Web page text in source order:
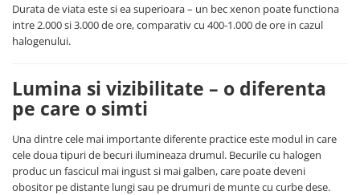
Durata de viata este si ea superioara – un bec xenon poate functiona
intre 2.000 si 3.000 de ore, comparativ cu 400-1.000 de ore in cazul
halogenului.
Lumina si vizibilitate – o diferenta
pe care o simti
Una dintre cele mai importante diferente practice este modul in care
cele doua tipuri de becuri ilumineaza drumul. Becurile cu halogen
produc un fascicul mai ingust si mai galben, care poate deveni
obositor pe distante lungi sau pe drumuri de munte cu curbe dese.